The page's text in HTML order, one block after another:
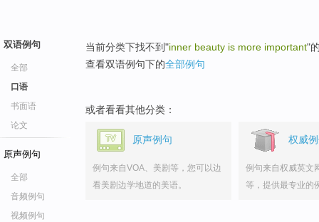
双语例句
全部
口语
书面语
论文
原声例句
全部
音频例句
视频例句
当前分类下找不到"inner beauty is more important"
查看双语例句下的全部例句
或者看看其他分类：
原声例句
例句来自VOA、美剧等，您可以边
看美剧边学地道的美语。
权威
例句来自权威英文
等，提供最专业的